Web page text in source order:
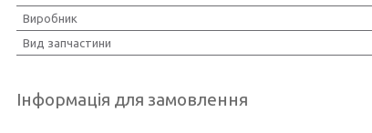
Виробник
Вид запчастини
Інформація для замовлення